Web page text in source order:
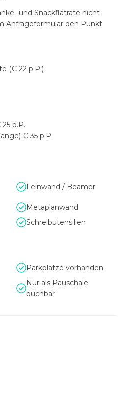
und Snackflatrate nicht
Anfrageformular den Punkt
(€ 22 p.P.)
p.P.
€ 35 p.P.
Leinwand / Beamer
Metaplanwand
Schreibutensilien
Parkplätze vorhanden
Nur als Pauschale
buchbar